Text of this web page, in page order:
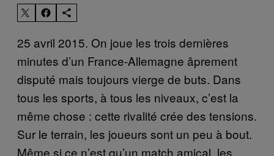
25 avril 2015. On joue les trois dernières
minutes d’un France-Allemagne âprement
disputé mais toujours vierge de buts. Dans
tous les sports, à tous les niveaux, c’est la
même chose : cette rivalité crée des tensions.
Sur le terrain, les joueurs sont un peu à bout.
Même si ce n’est qu’un match amical, les